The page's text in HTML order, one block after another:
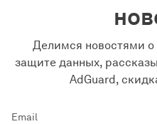
Делимся новостями
защите данных,
AdGuard,
Email